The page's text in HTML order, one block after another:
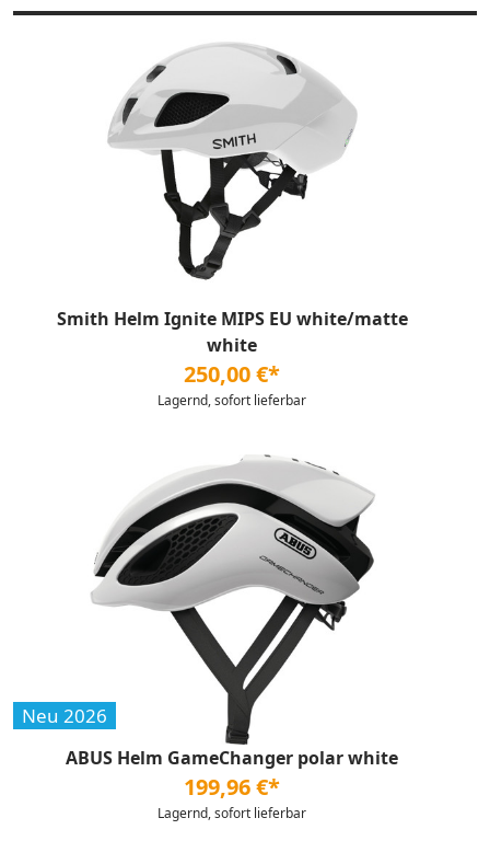
Smith Helm Ignite MIPS EU white/matte
white
250,00 €*
Lagernd, sofort lieferbar
Neu 2026
ABUS Helm GameChanger polar white
199,96 €*
Lagernd, sofort lieferbar